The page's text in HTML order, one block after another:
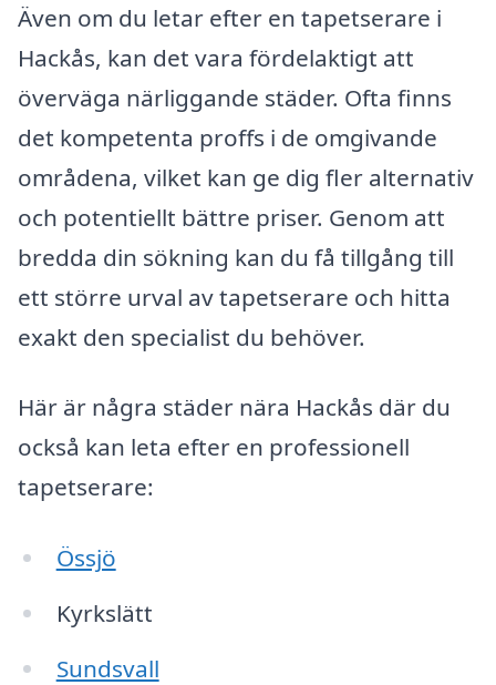
Även om du letar efter en tapetserare i
Hackås, kan det vara fördelaktigt att
överväga närliggande städer. Ofta finns
det kompetenta proffs i de omgivande
områdena, vilket kan ge dig fler alternativ
och potentiellt bättre priser. Genom att
bredda din sökning kan du få tillgång till
ett större urval av tapetserare och hitta
exakt den specialist du behöver.
Här är några städer nära Hackås där du
också kan leta efter en professionell
tapetserare:
Össjö
Kyrkslätt
Sundsvall